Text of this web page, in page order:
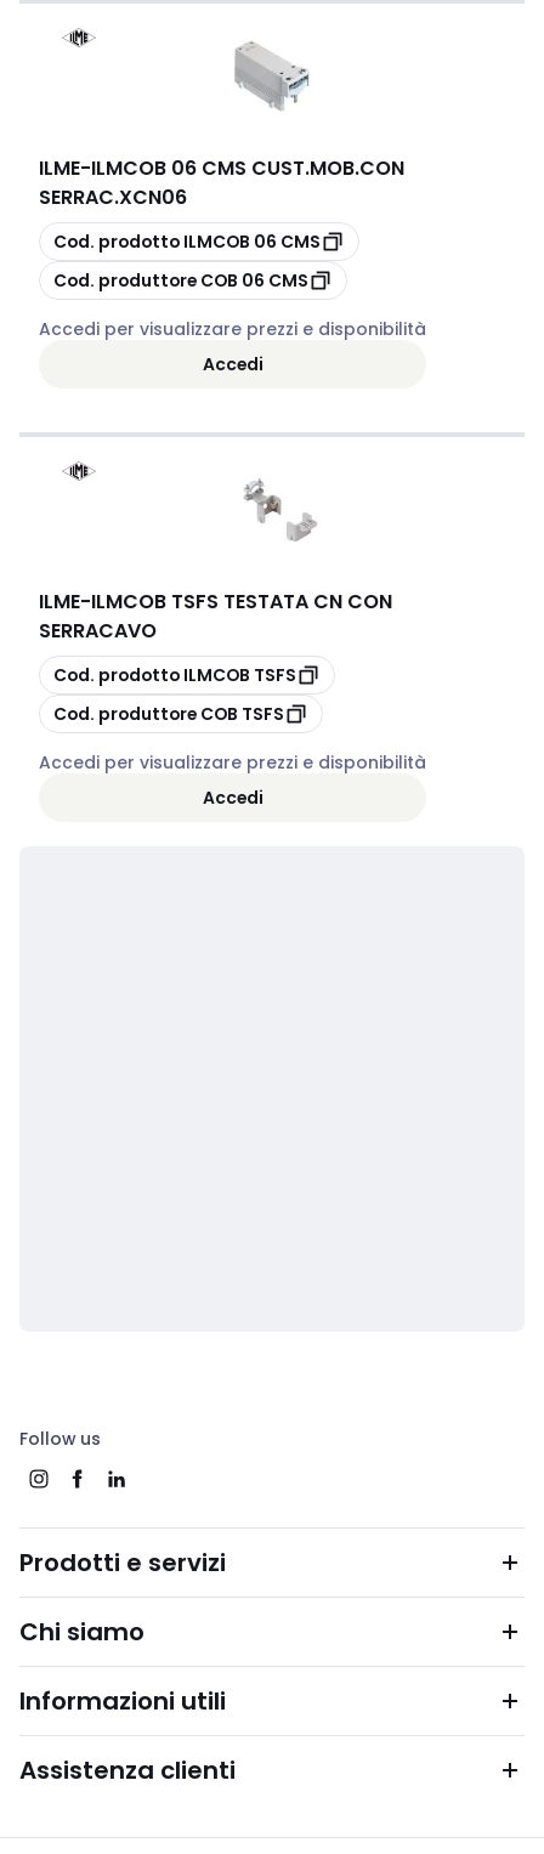
ILME-ILMCOB 06 CMS CUST.MOB.CON
SERRAC.XCN06
copia
Cod. prodotto ILMCOB 06 CMS
copia
Cod. produttore COB 06 CMS
Accedi per visualizzare prezzi e disponibilità
Accedi
ILME-ILMCOB TSFS TESTATA CN CON
SERRACAVO
copia
Cod. prodotto ILMCOB TSFS
copia
Cod. produttore COB TSFS
Accedi per visualizzare prezzi e disponibilità
Accedi
Follow us
Prodotti e servizi
Chi siamo
Informazioni utili
Assistenza clienti